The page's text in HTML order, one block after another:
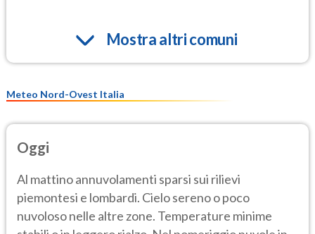
Mostra altri comuni
Meteo Nord-Ovest Italia
Oggi
Al mattino annuvolamenti sparsi sui rilievi
piemontesi e lombardi. Cielo sereno o poco
nuvoloso nelle altre zone. Temperature minime